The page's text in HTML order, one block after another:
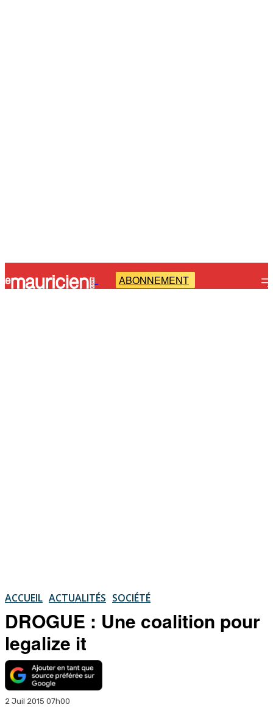
- ABONNEMENT
ACCUEIL ACTUALITÉS SOCIÉTÉ
DROGUE : Une coalition pour
legalize it
2 Juil 2015 07h00